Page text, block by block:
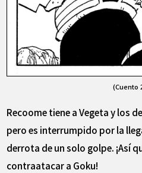
(Cuento
Recoome tiene a Vegeta y los
pero es interrumpido por la
derrota de un solo golpe. ¡Así
contraatacar a Goku!